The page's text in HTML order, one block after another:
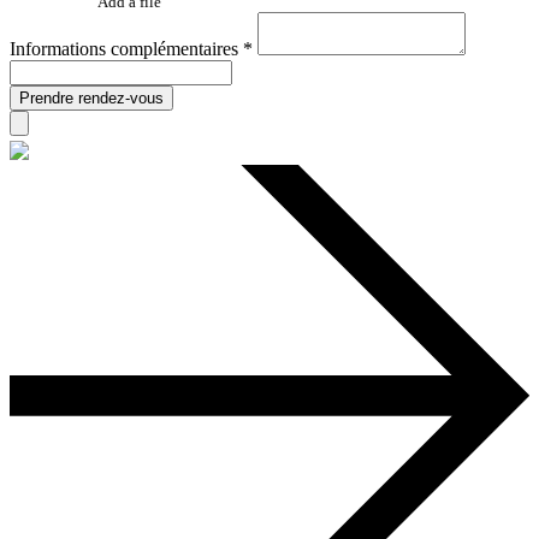
Informations complémentaires *
Prendre rendez-vous